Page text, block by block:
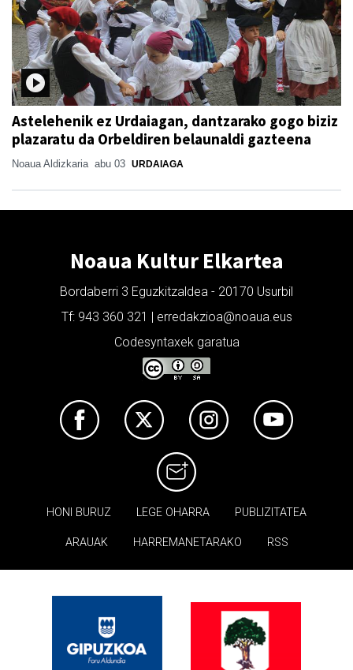
Astelehenik ez Urdaiagan, dantzarako gogo biziz
plazaratu da Orbeldiren belaunaldi gazteena
Noaua Aldizkaria abu 03 URDAIAGA
Noaua Kultur Elkartea
Bordaberri 3 Eguzkitzaldea - 20170 Usurbil
Tf: 943 360 321 | erredakzioa@noaua.eus
Codesyntaxek garatua
HONI BURUZ LEGE OHARRA PUBLIZITATEA
ARAUAK HARREMANETARAKO RSS